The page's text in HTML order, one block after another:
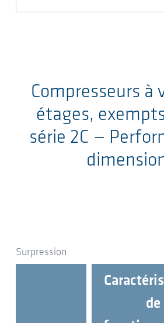
Compresseurs à
étages,
série 2C —
Surpression
de